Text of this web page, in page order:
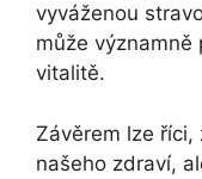
vyváženou
může významně
vitalitě.
Závěrem lze říci,
našeho zdraví,